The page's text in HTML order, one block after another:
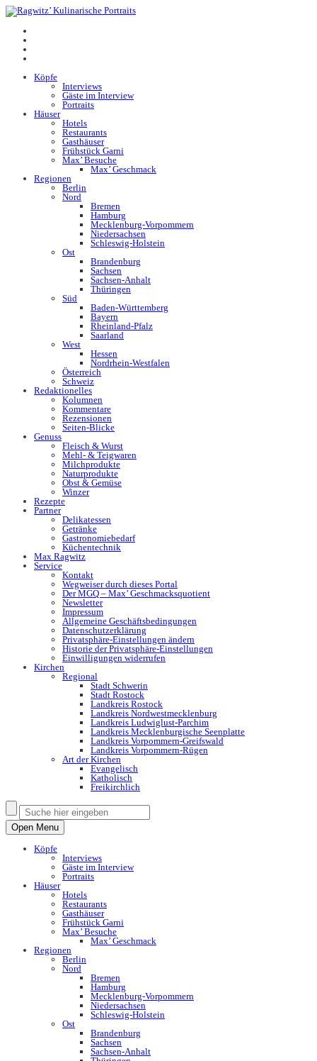
Köpfe
Interviews
Gäste im Interview
Portraits
Häuser
Hotels
Restaurants
Gasthäuser
Frühstück Garni
Max’ Besuche
Max’ Geschmack
Regionen
Berlin
Nord
Bremen
Hamburg
Mecklenburg-Vorpommern
Niedersachsen
Schleswig-Holstein
Ost
Brandenburg
Sachsen
Sachsen-Anhalt
Thüringen
Süd
Baden-Württemberg
Bayern
Rheinland-Pfalz
Saarland
West
Hessen
Nordrhein-Westfalen
Österreich
Schweiz
Redaktionelles
Kolumnen
Kommentare
Rezensionen
Seiten-Blicke
Genuss
Fleisch & Wurst
Mehl- & Teigwaren
Milchprodukte
Naturprodukte
Obst & Gemüse
Winzer
Rezepte
Partner
Delikatessen
Getränke
Gastronomiebedarf
Küchentechnik
Max Ragwitz
Service
Kontakt
Wegweiser durch dieses Portal
Der MGQ – Max’ Geschmacksquotient
Newsletter
Impressum
Allgemeine Geschäftsbedingungen
Datenschutzerklärung
Privatsphäre-Einstellungen ändern
Historie der Privatsphäre-Einstellungen
Einwilligungen widerrufen
Kirchen
Regional
Stadt Schwerin
Stadt Rostock
Landkreis Rostock
Landkreis Nordwestmecklenburg
Landkreis Ludwiglust-Parchim
Landkreis Mecklenburgische Seenplatte
Landkreis Vorpommern-Greifswald
Landkreis Vorpommern-Rügen
Art der Kirchen
Evangelisch
Katholisch
Freikirchlich
Open Menu
Köpfe
Interviews
Gäste im Interview
Portraits
Häuser
Hotels
Restaurants
Gasthäuser
Frühstück Garni
Max’ Besuche
Max’ Geschmack
Regionen
Berlin
Nord
Bremen
Hamburg
Mecklenburg-Vorpommern
Niedersachsen
Schleswig-Holstein
Ost
Brandenburg
Sachsen
Sachsen-Anhalt